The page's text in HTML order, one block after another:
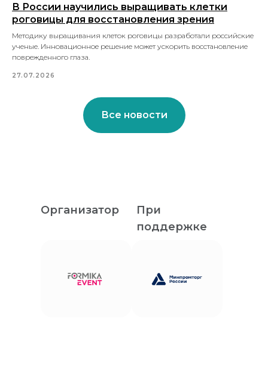
В России научились выращивать клетки
роговицы для восстановления зрения
Методику выращивания клеток роговицы разработали российские
ученые. Инновационное решение может ускорить восстановление
поврежденного глаза.
27.07.2026
Все новости
Организатор
При
поддержке